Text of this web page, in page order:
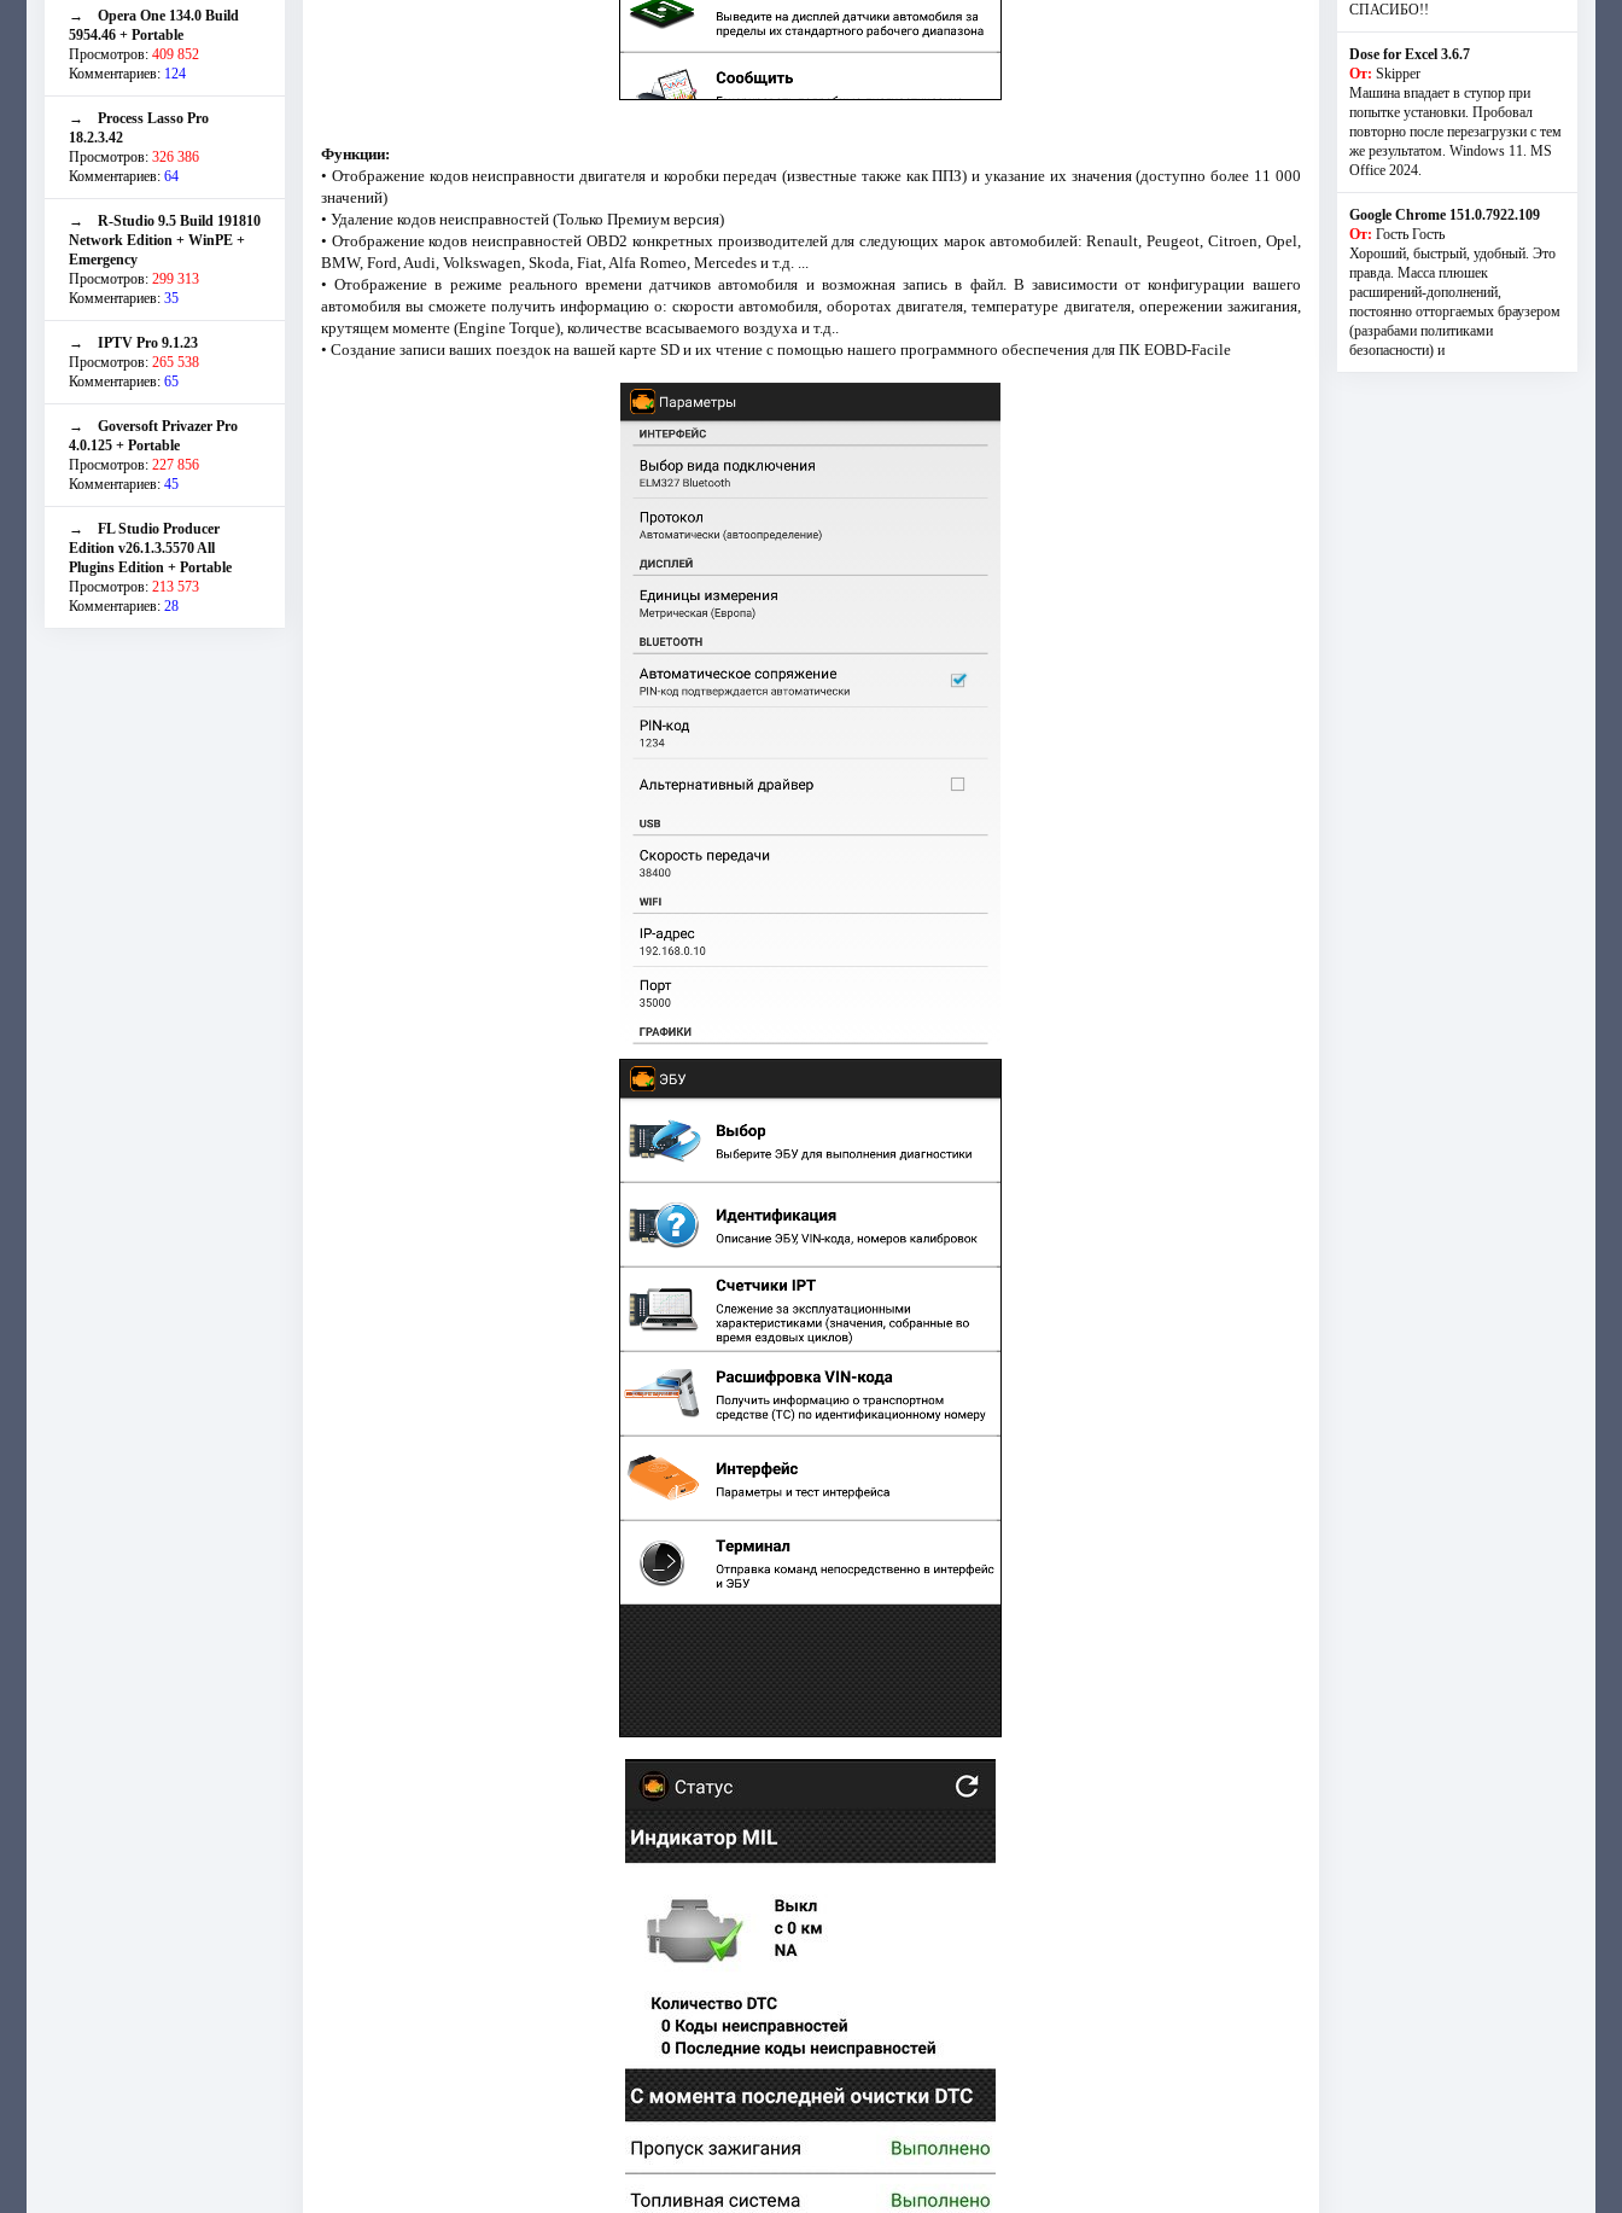
→ Opera One 134.0 Build
5954.46 + Portable
Просмотров: 409 852
Комментариев: 124
→ Process Lasso Pro
18.2.3.42
Просмотров: 326 386
Комментариев: 64
→ R-Studio 9.5 Build 191810
Network Edition + WinPE +
Emergency
Просмотров: 299 313
Комментариев: 35
→ IPTV Pro 9.1.23
Просмотров: 265 538
Комментариев: 65
→ Goversoft Privazer Pro
4.0.125 + Portable
Просмотров: 227 856
Комментариев: 45
→ FL Studio Producer
Edition v26.1.3.5570 All
Plugins Edition + Portable
Просмотров: 213 573
Комментариев: 28
Функции:
• Отображение кодов неисправности двигателя и коробки передач (известные также как ППЗ) и указание их значения (доступно более 11 000
значений)
• Удаление кодов неисправностей (Только Премиум версия)
• Отображение кодов неисправностей OBD2 конкретных производителей для следующих марок автомобилей: Renault, Peugeot, Citroen, Opel,
BMW, Ford, Audi, Volkswagen, Skoda, Fiat, Alfa Romeo, Mercedes и т.д. ...
• Отображение в режиме реального времени датчиков автомобиля и возможная запись в файл. В зависимости от конфигурации вашего
автомобиля вы сможете получить информацию о: скорости автомобиля, оборотах двигателя, температуре двигателя, опережении зажигания,
крутящем моменте (Engine Torque), количестве всасываемого воздуха и т.д..
• Создание записи ваших поездок на вашей карте SD и их чтение с помощью нашего программного обеспечения для ПК EOBD-Facile
СПАСИБО!!
Dose for Excel 3.6.7
От: Skipper
Машина впадает в ступор при
попытке установки. Пробовал
повторно после перезагрузки с тем
же результатом. Windows 11. MS
Offiсe 2024.
Google Chrome 151.0.7922.109
От: Гость Гость
Хороший, быстрый, удобный. Это
правда. Масса плюшек
расширений-дополнений,
постоянно отторгаемых браузером
(разрабами политиками
безопасности) и